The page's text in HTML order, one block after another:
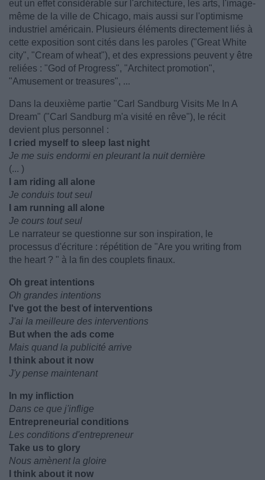
eut un effet considérable sur l'architecture, les arts, l'image-
même de la ville de Chicago, mais aussi sur l'optimisme
industriel américain. Plusieurs éléments directement liés à
cette exposition sont cités dans les paroles ("Great White
city", "Cream of wheat"), et des expressions peuvent y être
reliées : "God of Progress", "Architect promotion",
"Amusement or treasures", ...
Dans la deuxième partie "Carl Sandburg Visits Me In A
Dream" ("Carl Sandburg m'a visité en rêve"), le récit
devient plus personnel :
I cried myself to sleep last night
Je me suis endormi en pleurant la nuit dernière
(... )
I am riding all alone
Je conduis tout seul
I am running all alone
Je cours tout seul
Le narrateur se questionne sur son inspiration, le
processus d'écriture : répétition de "Are you writing from
the heart ? " à la fin des couplets finaux.
Oh great intentions
Oh grandes intentions
I've got the best of interventions
J'ai la meilleure des interventions
But when the ads come
Mais quand la publicité arrive
I think about it now
J'y pense maintenant
In my infliction
Dans ce que j'inflige
Entrepreneurial conditions
Les conditions d'entrepreneur
Take us to glory
Nous amènent la gloire
I think about it now